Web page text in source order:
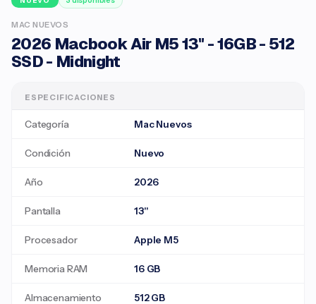
MAC NUEVOS
2026 Macbook Air M5 13" - 16GB - 512
SSD - Midnight
ESPECIFICACIONES
Categoría Mac Nuevos
Condición Nuevo
Año 2026
Pantalla 13"
Procesador Apple M5
Memoria RAM 16 GB
Almacenamiento 512 GB